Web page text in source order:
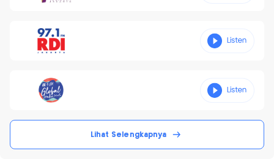
Lihat Selengkapnya